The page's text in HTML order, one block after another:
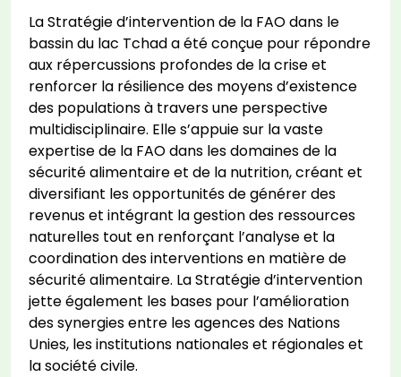
La Stratégie d’intervention de la FAO dans le
bassin du lac Tchad a été conçue pour répondre
aux répercussions profondes de la crise et
renforcer la résilience des moyens d’existence
des populations à travers une perspective
multidisciplinaire. Elle s’appuie sur la vaste
expertise de la FAO dans les domaines de la
sécurité alimentaire et de la nutrition, créant et
diversifiant les opportunités de générer des
revenus et intégrant la gestion des ressources
naturelles tout en renforçant l’analyse et la
coordination des interventions en matière de
sécurité alimentaire. La Stratégie d’intervention
jette également les bases pour l’amélioration
des synergies entre les agences des Nations
Unies, les institutions nationales et régionales et
la société civile.